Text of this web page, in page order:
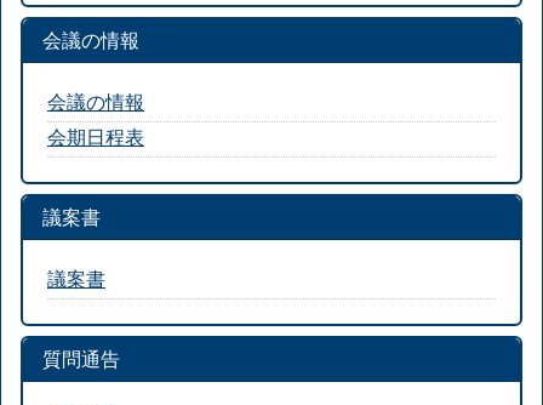
会議の情報
会議の情報
会期日程表
議案書
議案書
質問通告